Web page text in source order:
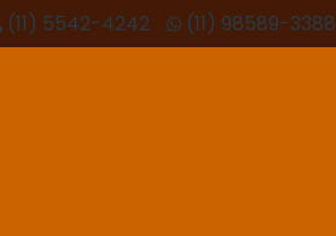
(11) 5542-4242 (11) 98589-3388